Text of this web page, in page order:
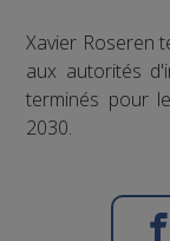
Xavier Roseren
aux autorités
terminés pour
2030.